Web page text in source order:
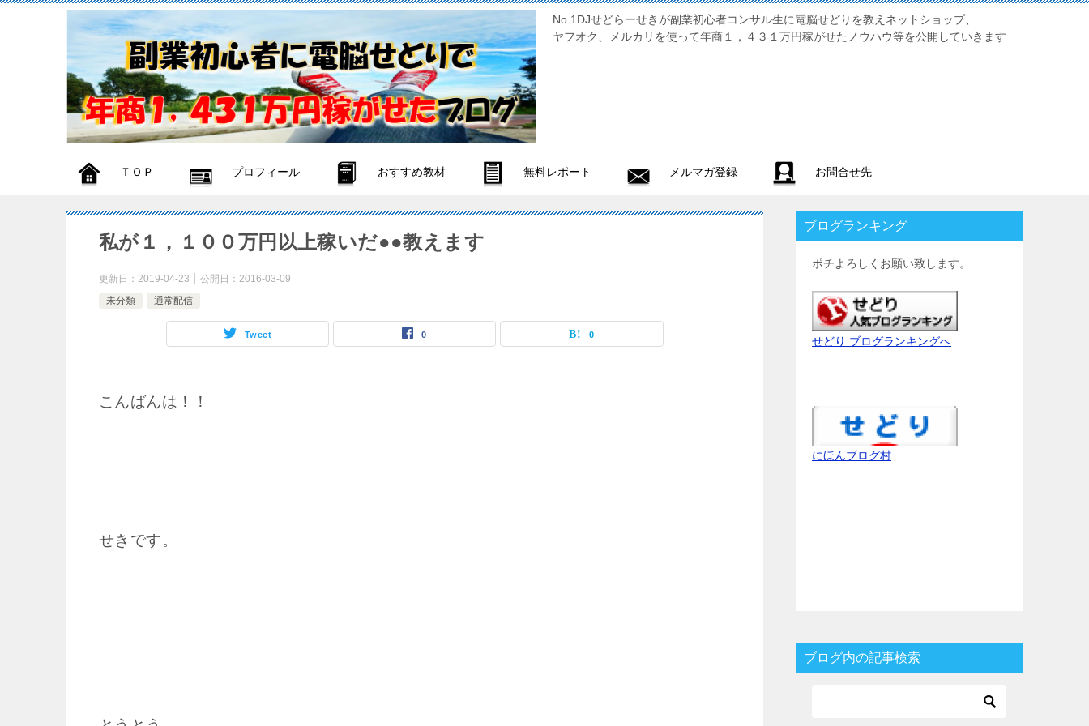
No.1DJせどらーせきが副業初心者コンサル生に電脳せどりを教えネットショップ、
ヤフオク、メルカリを使って年商１，４３１万円稼がせたノウハウ等を公開していきます
ＴＯＰ プロフィール おすすめ教材 無料レポート メルマガ登録 お問合せ先
私が１，１００万円以上稼いだ●●教えます
更新日： 2019-04-23 公開日： 2016-03-09
未分類
通常配信
Tweet 0 0
こんばんは！！
せきです。
ブログランキング
ポチよろしくお願い致します。
せどり ブログランキングへ
にほんブログ村
ブログ内の記事検索